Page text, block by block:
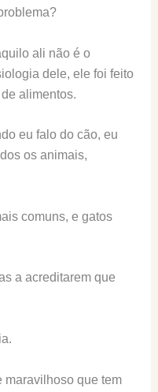
ali não é o
dele, ele foi feito
alimentos.
eu falo do cão, eu
os animais,
comuns, e gatos
a acreditarem que
maravilhoso que tem